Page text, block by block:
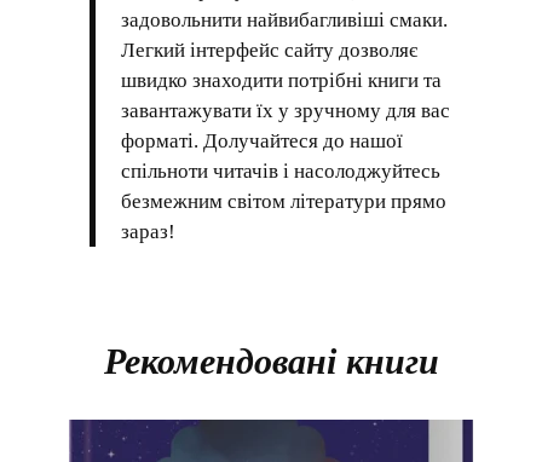
задовольнити найвибагливіші смаки.
Легкий інтерфейс сайту дозволяє
швидко знаходити потрібні книги та
завантажувати їх у зручному для вас
форматі. Долучайтеся до нашої
спільноти читачів і насолоджуйтесь
безмежним світом літератури прямо
зараз!
Рекомендовані книги